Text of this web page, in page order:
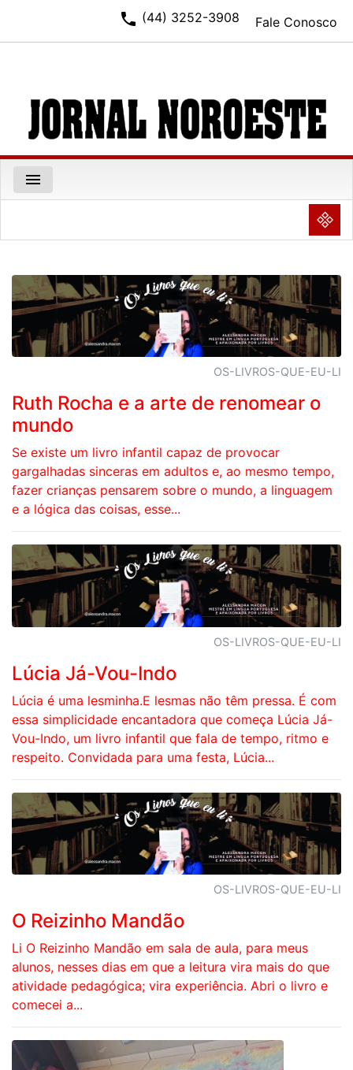
Fale Conosco
phone (44) 3252-3908
menu
NULL
OS-LIVROS-QUE-EU-LI
Ruth Rocha e a arte de renomear o
mundo
Se existe um livro infantil capaz de provocar
gargalhadas sinceras em adultos e, ao mesmo tempo,
fazer crianças pensarem sobre o mundo, a linguagem
e a lógica das coisas, esse...
OS-LIVROS-QUE-EU-LI
Lúcia Já-Vou-Indo
Lúcia é uma lesminha.E lesmas não têm pressa. É com
essa simplicidade encantadora que começa Lúcia Já-
Vou-Indo, um livro infantil que fala de tempo, ritmo e
respeito. Convidada para uma festa, Lúcia...
OS-LIVROS-QUE-EU-LI
O Reizinho Mandão
Li O Reizinho Mandão em sala de aula, para meus
alunos, nesses dias em que a leitura vira mais do que
atividade pedagógica; vira experiência. Abri o livro e
comecei a...